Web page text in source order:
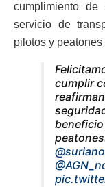
cumplimiento
servicio de
pilotos y
cumplir